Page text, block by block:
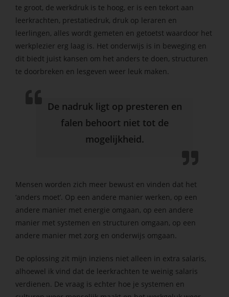
te groot, de werkdruk is te hoog, er is een tekort aan
leerkrachten, prestatiedruk, druk op leraren en
leerlingen, alles wordt gemeten en getoetst waardoor het
werkplezier erg laag is. Het onderwijs is in beweging en
dit biedt juist kansen om het anders te doen, structuren
te doorbreken en lesgeven weer leuk maken.
De nadruk ligt op presteren en
falen behoort niet tot de
mogelijkheid.
Mensen worden zich meer bewust en vinden dat het
‘anders moet’. Op een andere manier werken, op een
andere manier met energie omgaan, op een andere
manier met systemen en structuren omgaan, op een
andere manier met zorg en onderwijs omgaan.
De oplossing zit mijn inziens niet alleen in extra salaris,
alhoewel ik vind dat de leerkrachten te weinig salaris
verdienen. De vraag is echter hoe je systemen en